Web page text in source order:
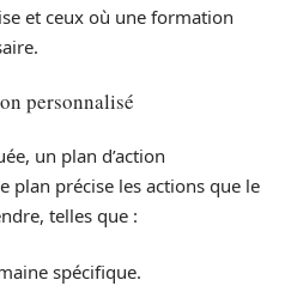
et ceux où une formation
personnalisé
un plan d’action
plan précise les actions que le
telles que :
spécifique.